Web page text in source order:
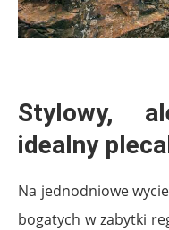
Stylowy,
idealny
Na jednodniowe
bogatych w zabytki